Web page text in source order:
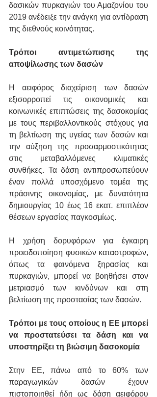
δασικών πυρκαγιών του Αμαζονίου του
2019 ανέδειξε την ανάγκη για αντίδραση
της διεθνούς κοινότητας.
Τρόποι αντιμετώπισης της
αποψίλωσης των δασών
Η αειφόρος διαχείριση των δασών
εξισορροπεί τις οικονομικές και
κοινωνικές επιπτώσεις της δασοκομίας
με τους περιβαλλοντικούς στόχους για
τη βελτίωση της υγείας των δασών και
την αύξηση της προσαρμοστικότητας
στις μεταβαλλόμενες κλιματικές
συνθήκες. Τα δάση αντιπροσωπεύουν
έναν πολλά υποσχόμενο τομέα της
πράσινης οικονομίας, με δυνατότητα
δημιουργίας 10 έως 16 εκατ. επιπλέον
θέσεων εργασίας παγκοσμίως.
Η χρήση δορυφόρων για έγκαιρη
προειδοποίηση φυσικών καταστροφών,
όπως τα φαινόμενα ξηρασίας και
πυρκαγιών, μπορεί να βοηθήσει στον
μετριασμό των κινδύνων και στη
βελτίωση της προστασίας των δασών.
Τρόποι με τους οποίους η ΕΕ μπορεί
να προστατεύσει τα δάση και να
υποστηρίξει τη βιώσιμη δασοκομία
Στην ΕΕ, πάνω από το 60% των
παραγωγικών δασών έχουν
πιστοποιηθεί ήδη ως δάση αειφόρου